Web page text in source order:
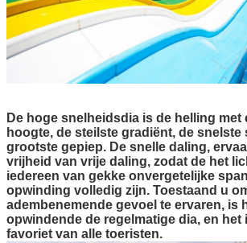
De hoge snelheidsdia is de helling met
hoogte, de steilste gradiënt, de snelste
grootste gepiep. De snelle daling,
vrijheid van vrije daling, zodat de het
iedereen van gekke onvergetelijke
opwinding volledig zijn. Toestaand u
adembenemende gevoel te ervaren, is
opwindende de regelmatige dia, en het
favoriet van alle toeristen.